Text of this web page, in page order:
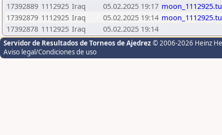
17392889 1112925 Iraq 05.02.2025 19:17
17392879 1112925 Iraq 05.02.2025 19:14
17392878 1112925 Iraq 05.02.2025 19:14
Servidor de Resultados de Torneos de Ajedrez © 2006-2026 Heinz
Aviso legal/Condiciones de uso